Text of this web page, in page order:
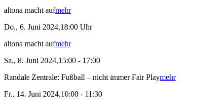
altona macht aufmehr
Do., 6. Juni 2024,18:00 Uhr
altona macht aufmehr
Sa., 8. Juni 2024,15:00 - 17:00
Randale Zentrale: Fußball – nicht immer Fair Playmehr
Fr., 14. Juni 2024,10:00 - 11:30